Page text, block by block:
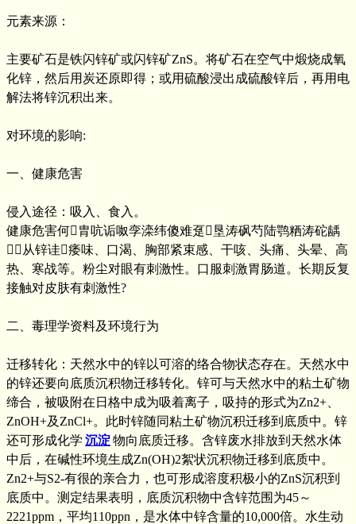
元素来源：
主要矿石是铁闪锌矿或闪锌矿ZnS。将矿石在空气中煅烧成氧
化锌，然后用炭还原即得；或用硫酸浸出成硫酸锌后，再用电
解法将锌沉积出来。
对环境的影响:
一、健康危害
侵入途径：吸入、食入。
健康危害何胄吭诟呶孪滦纬傻难趸垦涛砜芍陆鹗粞涛砣龋
⒆从锌诖痿味、口渴、胸部紧束感、干咳、头痛、头晕、高
热、寒战等。粉尘对眼有刺激性。口服刺激胃肠道。长期反复
接触对皮肤有刺激性?
二、毒理学资料及环境行为
迁移转化：天然水中的锌以可溶的络合物状态存在。天然水中
的锌还要向底质沉积物迁移转化。锌可与天然水中的粘土矿物
缔合，被吸附在日格中成为吸着离子，吸持的形式为Zn2+、
ZnOH+及ZnCl+。此时锌随同粘土矿物沉积迁移到底质中。锌
还可形成化学 沉淀物向底质迁移。含锌废水排放到天然水体
中后，在碱性环境生成Zn(OH)2絮状沉积物迁移到底质中。
Zn2+与S2-有很的亲合力，也可形成溶度积极小的ZnS沉积到
底质中。测定结果表明，底质沉积物中含锌范围为45～
2221ppm，平均110ppn，是水体中锌含量的10,000倍。水生动